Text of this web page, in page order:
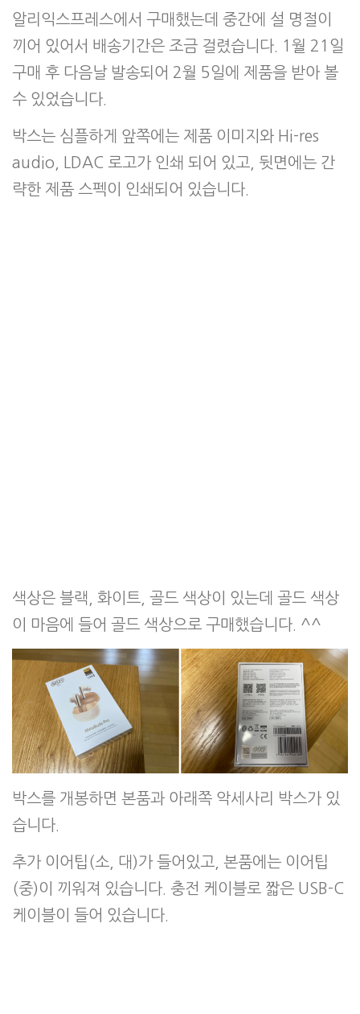
알리익스프레스에서 구매했는데 중간에 설 명절이
끼어 있어서 배송기간은 조금 걸렸습니다. 1월 21일
구매 후 다음날 발송되어 2월 5일에 제품을 받아 볼
수 있었습니다.
박스는 심플하게 앞쪽에는 제품 이미지와 Hi-res
audio, LDAC 로고가 인쇄 되어 있고, 뒷면에는 간
략한 제품 스펙이 인쇄되어 있습니다.
색상은 블랙, 화이트, 골드 색상이 있는데 골드 색상
이 마음에 들어 골드 색상으로 구매했습니다. ^^
박스를 개봉하면 본품과 아래쪽 악세사리 박스가 있
습니다.
추가 이어팁(소, 대)가 들어있고, 본품에는 이어팁
(중)이 끼워져 있습니다. 충전 케이블로 짧은 USB-C
케이블이 들어 있습니다.